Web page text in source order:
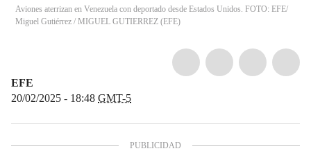
Aviones aterrizan en Venezuela con deportado desde Estados Unidos. FOTO: EFE/
Miguel Gutiérrez / MIGUEL GUTIERREZ (EFE)
EFE
20/02/2025 - 18:48 GMT-5